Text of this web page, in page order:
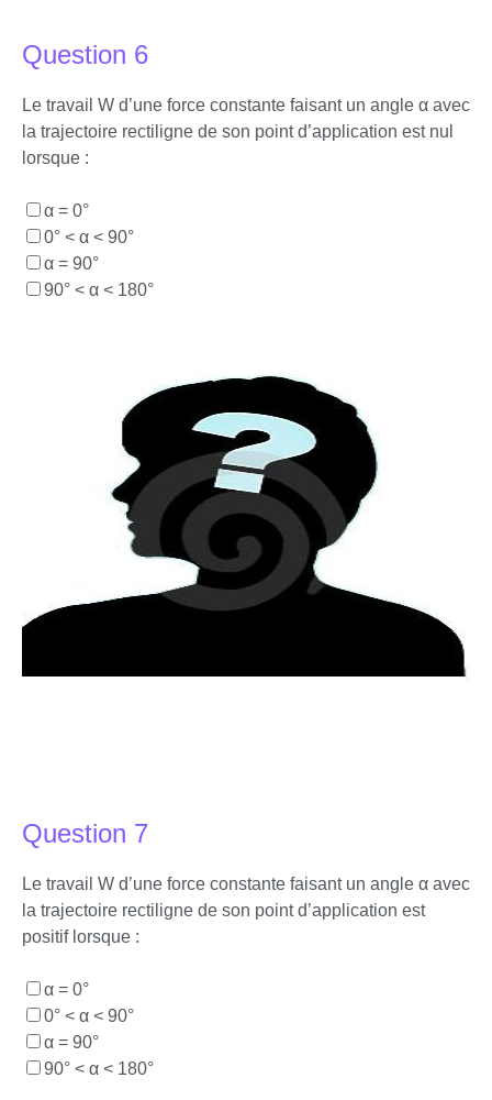
Question 6
Le travail W d’une force constante faisant un angle α avec
la trajectoire rectiligne de son point d’application est nul
lorsque :
α = 0°
0° < α < 90°
α = 90°
90° < α < 180°
Question 7
Le travail W d’une force constante faisant un angle α avec
la trajectoire rectiligne de son point d’application est
positif lorsque :
α = 0°
0° < α < 90°
α = 90°
90° < α < 180°